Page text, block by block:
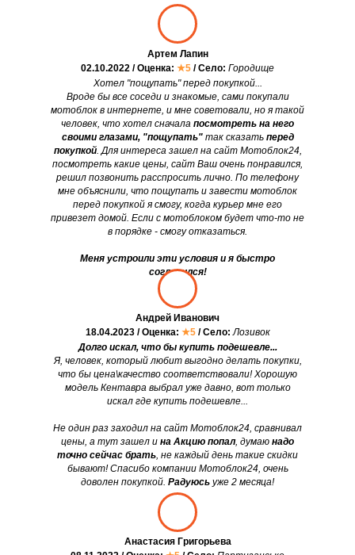
Хотел "пощупать" перед покупкой...
Вроде бы все соседи и знакомые, сами покупали
мотоблок в интернете, и мне советовали, но я такой
человек, что хотел сначала посмотреть на него
своими глазами, "пощупать"так сказать перед
покупкой. Для интереса зашел на сайт Мотоблок24,
посмотреть какие цены, сайт Ваш очень понравился,
решил позвонить расспросить лично. По телефону
мне объяснили, что пощупать и завести мотоблок
перед покупкой я смогу, когда курьер мне его
привезет домой. Если с мотоблоком будет что-то не
в порядке - смогу отказаться.
Меня устроили эти условия и я быстро
согласился!
Артем Лапин
02.10.2022 / Оценка: ★5 / Село: Городище
Анастасия Григорьева
Долго искал, что бы купить подешевле...
Я, человек, который любит выгодно делать покупки,
что бы цена\качество соответствовали! Хорошую
модель Кентавра выбрал уже давно, вот только
искал где купить подешевле...
Не один раз заходил на сайт Мотоблок24, сравнивал
цены, а тут зашел и на Акцию попал, думаю надо
точно сейчас брать, не каждый день такие скидки
бывают! Спасибо компании Мотоблок24, очень
доволен покупкой. Радуюсь уже 2 месяца!
Андрей Иванович
18.04.2023 / Оценка: ★5 / Село: Лозивок